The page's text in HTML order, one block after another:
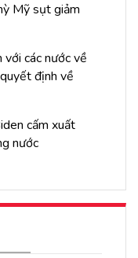
Mỹ sụt giảm
các nước về
định về
cấm xuất
nước